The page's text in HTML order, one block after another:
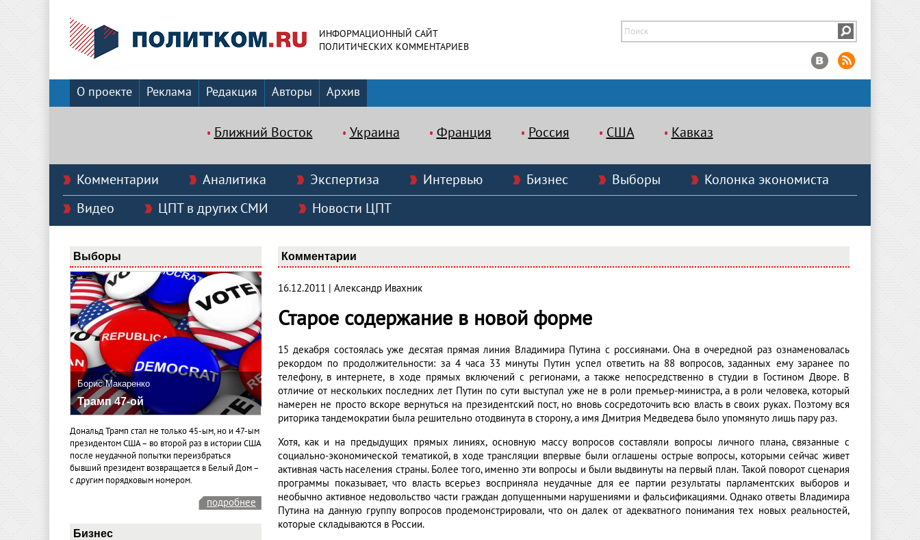
ИНФОРМАЦИОННЫЙ САЙТ
ПОЛИТИЧЕСКИХ КОММЕНТАРИЕВ
О проекте Реклама Редакция Авторы Архив
Ближний Восток Украина Франция Россия США Кавказ
Комментарии Аналитика Экспертиза Интервью Бизнес Выборы
Колонка экономиста
Видео
ЦПТ в других СМИ Новости ЦПТ
Выборы
Борис Макаренко
Трамп 47-ой
Дональд Трамп стал не только 45-ым, но и 47-ым
президентом США – во второй раз в истории США
после неудачной попытки переизбраться
бывший президент возвращается в Белый Дом –
с другим порядковым номером.
подробнее
Бизнес
Комментарии
16.12.2011 | Александр Ивахник
Старое содержание в новой форме
15 декабря состоялась уже десятая прямая линия Владимира Путина с россиянами. Она в очередной раз ознаменовалась
рекордом по продолжительности: за 4 часа 33 минуты Путин успел ответить на 88 вопросов, заданных ему заранее по
телефону, в интернете, в ходе прямых включений с регионами, а также непосредственно в студии в Гостином Дворе. В
отличие от нескольких последних лет Путин по сути выступал уже не в роли премьер-министра, а в роли человека, который
намерен не просто вскоре вернуться на президентский пост, но вновь сосредоточить всю власть в своих руках. Поэтому вся
риторика тандемократии была решительно отодвинута в сторону, а имя Дмитрия Медведева было упомянуто лишь пару раз.
Хотя, как и на предыдущих прямых линиях, основную массу вопросов составляли вопросы личного плана, связанные с
социально-экономической тематикой, в ходе трансляции впервые были оглашены острые вопросы, которыми сейчас живет
активная часть населения страны. Более того, именно эти вопросы и были выдвинуты на первый план. Такой поворот сценария
программы показывает, что власть всерьез восприняла неудачные для ее партии результаты парламентских выборов и
необычно активное недовольство части граждан допущенными нарушениями и фальсификациями. Однако ответы Владимира
Путина на данную группу вопросов продемонстрировали, что он далек от адекватного понимания тех новых реальностей,
которые складываются в России.